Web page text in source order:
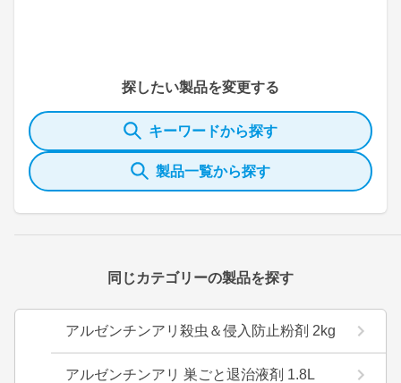
探したい製品を変更する
キーワードから探す
製品一覧から探す
同じカテゴリーの製品を探す
アルゼンチンアリ殺虫＆侵入防止粉剤 2kg
アルゼンチンアリ 巣ごと退治液剤 1.8L